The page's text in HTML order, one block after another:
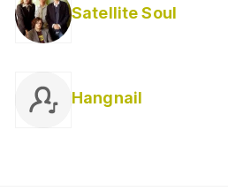
Satellite Soul
Hangnail